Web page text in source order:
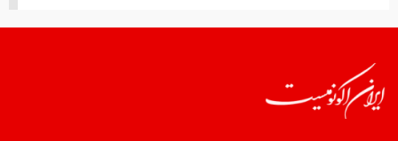
کالابرگ سه دهک مشمول شارژ شد
هشدار تخلیه برای ساکنان شهرک المنصوری/ ارتش اسرائیل: با
تمام قدرت علیه حزب الله اقدام خواهیم کرد